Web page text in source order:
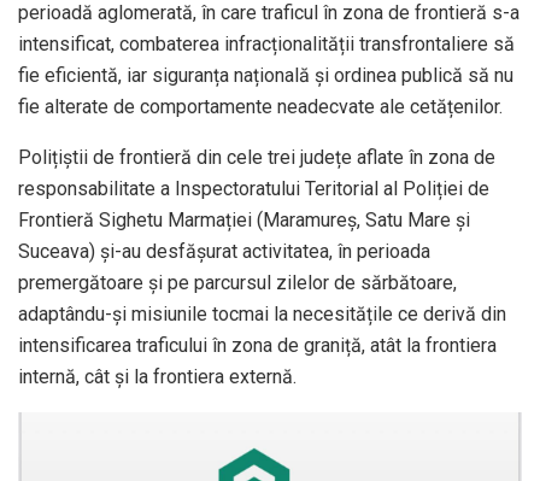
perioadă aglomerată, în care traficul în zona de frontieră s-a
intensificat, combaterea infracționalității transfrontaliere să
fie eficientă, iar siguranța națională și ordinea publică să nu
fie alterate de comportamente neadecvate ale cetățenilor.
Polițiștii de frontieră din cele trei județe aflate în zona de
responsabilitate a Inspectoratului Teritorial al Poliției de
Frontieră Sighetu Marmației (Maramureș, Satu Mare și
Suceava) și-au desfășurat activitatea, în perioada
premergătoare și pe parcursul zilelor de sărbătoare,
adaptându-și misiunile tocmai la necesitățile ce derivă din
intensificarea traficului în zona de graniță, atât la frontiera
internă, cât și la frontiera externă.